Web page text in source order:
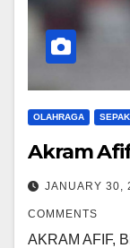
OLAHRAGA
Akram
JANUARY 30,
COMMENTS
AKRAM AFIF,